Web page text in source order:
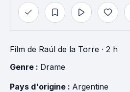
Film de Raúl de la Torre · 2 h
Genre : Drame
Pays d'origine : Argentine